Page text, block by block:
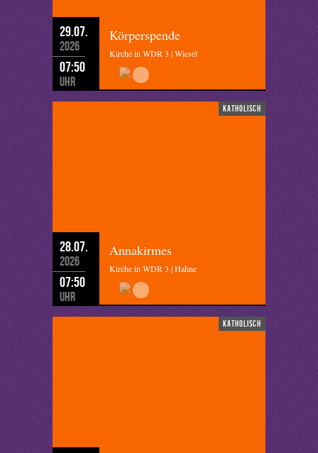
29.07.
2026
07:50
Uhr
Körperspende
Kirche in WDR 3 | Wiesel
katholisch
28.07.
2026
07:50
Uhr
Annakirmes
Kirche in WDR 3 | Hahne
katholisch